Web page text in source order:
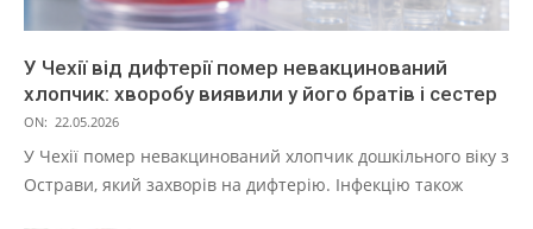
У Чехії від дифтерії помер невакцинований
хлопчик: хворобу виявили у його братів і сестер
ON: 22.05.2026
У Чехії помер невакцинований хлопчик дошкільного віку з
Острави, який захворів на дифтерію. Інфекцію також